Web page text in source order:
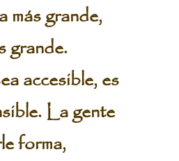
más grande,
grande.
accesible, es
La gente
forma,